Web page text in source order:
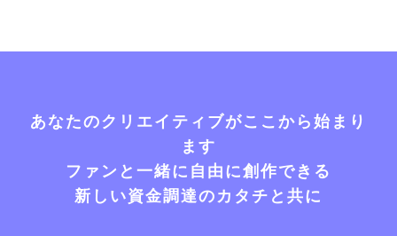
あなたのクリエイティブがここから始まり
ます
ファンと一緒に自由に創作できる
新しい資金調達のカタチと共に